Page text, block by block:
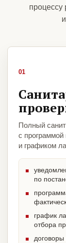
01
Полный
с программой
и графиком
по
график
отбора